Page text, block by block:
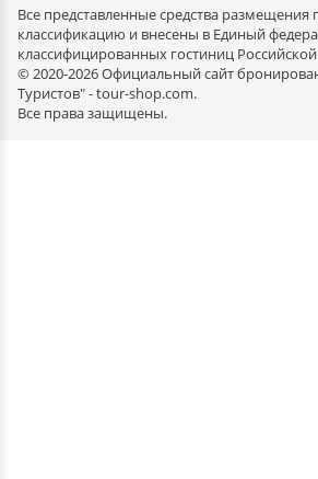
Все представленные средства
классификацию и внесены в Единый
классифицированных гостиниц
© 2020-2026 Официальный сайт
Туристов" - tour-shop.com.
Все права защищены.